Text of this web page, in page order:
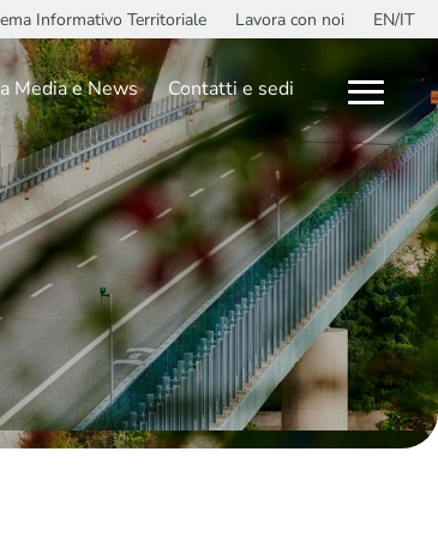
Informativo Territoriale Lavora con noi EN/IT
Media e News Contatti e sedi